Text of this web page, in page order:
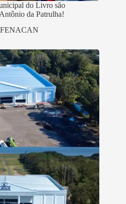
do Livro são
da Patrulha!
FENACAN